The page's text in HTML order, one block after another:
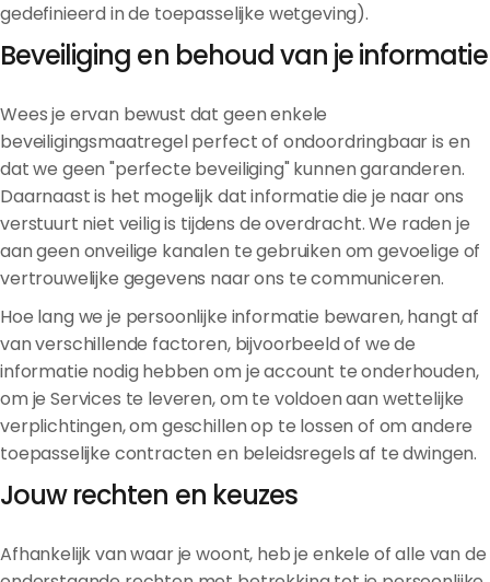
gedefinieerd in de toepasselijke wetgeving).
Beveiliging en behoud van je informatie
Wees je ervan bewust dat geen enkele
beveiligingsmaatregel perfect of ondoordringbaar is en
dat we geen "perfecte beveiliging" kunnen garanderen.
Daarnaast is het mogelijk dat informatie die je naar ons
verstuurt niet veilig is tijdens de overdracht. We raden je
aan geen onveilige kanalen te gebruiken om gevoelige of
vertrouwelijke gegevens naar ons te communiceren.
Hoe lang we je persoonlijke informatie bewaren, hangt af
van verschillende factoren, bijvoorbeeld of we de
informatie nodig hebben om je account te onderhouden,
om je Services te leveren, om te voldoen aan wettelijke
verplichtingen, om geschillen op te lossen of om andere
toepasselijke contracten en beleidsregels af te dwingen.
Jouw rechten en keuzes
Afhankelijk van waar je woont, heb je enkele of alle van de